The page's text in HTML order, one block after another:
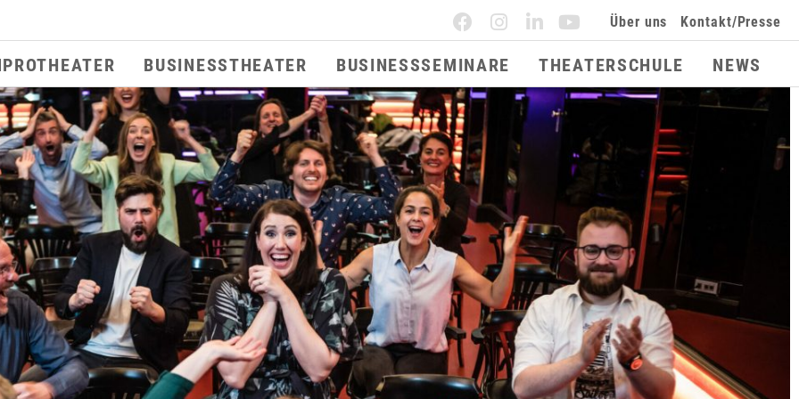
Über uns Kontakt/Presse
BUSINESSTHEATER BUSINESSSEMINARE THEATERSCHULE NEWS